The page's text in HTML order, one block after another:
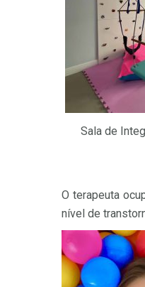
Sala de
O terapeuta
nível de